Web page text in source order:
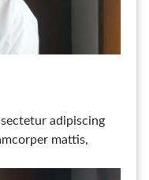
adipiscing
mattis,